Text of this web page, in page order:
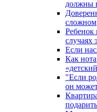
должны
сложном
Ребенок
случаях
Если
Как
"Если
он